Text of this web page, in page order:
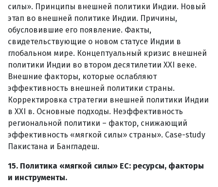
силы». Принципы внешней политики Индии. Новый
этап во внешней политике Индии. Причины,
обусловившие его появление. Факты,
свидетельствующие о новом статусе Индии в
глобальном мире. Концептуальный кризис внешней
политики Индии во втором десятилетии XXI веке.
Внешние факторы, которые ослабляют
эффективность внешней политики страны.
Корректировка стратегии внешней политики Индии
в XXI в. Основные подходы. Неэффективность
региональной политики – фактор, снижающий
эффективность «мягкой силы» страны». Case-study
Пакистана и Бангладеш.
15. Политика «мягкой силы» ЕС: ресурсы, факторы
и инструменты.